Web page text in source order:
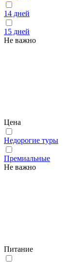
14 дней
15 дней
Не важно
Цена
Недорогие туры
Премиальные
Не важно
Питание